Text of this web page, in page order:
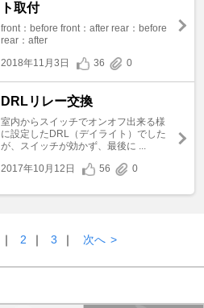
ト取付
front：before front：after rear：before
rear：after
2018年11月3日
36 0
DRLリレー交換
室内からスイッチでオンオフ出来る様
に設定したDRL（デイライト）でした
が、スイッチが効かず、最後に ...
2017年10月12日
56 0
｜ 2 ｜ 3 ｜ 次へ >